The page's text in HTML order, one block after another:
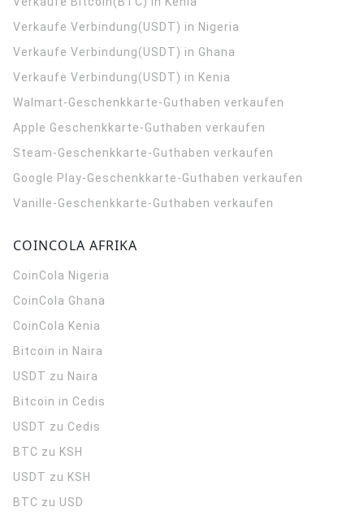
Verkaufe Verbindung(USDT) in Nigeria
Verkaufe Verbindung(USDT) in Ghana
Verkaufe Verbindung(USDT) in Kenia
Walmart-Geschenkkarte-Guthaben verkaufen
Apple Geschenkkarte-Guthaben verkaufen
Steam-Geschenkkarte-Guthaben verkaufen
Google Play-Geschenkkarte-Guthaben verkaufen
Vanille-Geschenkkarte-Guthaben verkaufen
COINCOLA AFRIKA
CoinCola Nigeria
CoinCola Ghana
CoinCola Kenia
Bitcoin in Naira
USDT zu Naira
Bitcoin in Cedis
USDT zu Cedis
BTC zu KSH
USDT zu KSH
BTC zu USD